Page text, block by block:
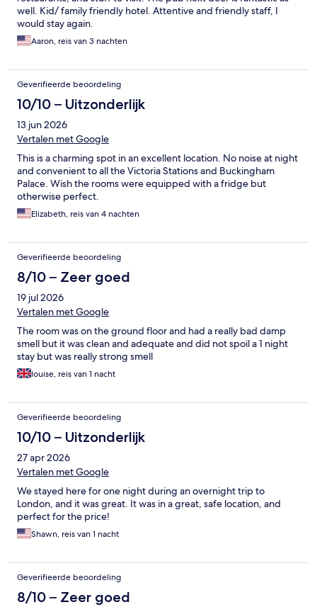
well. Kid/ family friendly hotel. Attentive and friendly staff, I
would stay again.
Aaron, reis van 3 nachten
Geverifieerde beoordeling
10/10 – Uitzonderlijk
13 jun 2026
Vertalen met Google
This is a charming spot in an excellent location. No noise at night
and convenient to all the Victoria Stations and Buckingham
Palace. Wish the rooms were equipped with a fridge but
otherwise perfect.
Elizabeth, reis van 4 nachten
Geverifieerde beoordeling
8/10 – Zeer goed
19 jul 2026
Vertalen met Google
The room was on the ground floor and had a really bad damp
smell but it was clean and adequate and did not spoil a 1 night
stay but was really strong smell
louise, reis van 1 nacht
Geverifieerde beoordeling
10/10 – Uitzonderlijk
27 apr 2026
Vertalen met Google
We stayed here for one night during an overnight trip to
London, and it was great. It was in a great, safe location, and
perfect for the price!
Shawn, reis van 1 nacht
Geverifieerde beoordeling
8/10 – Zeer goed